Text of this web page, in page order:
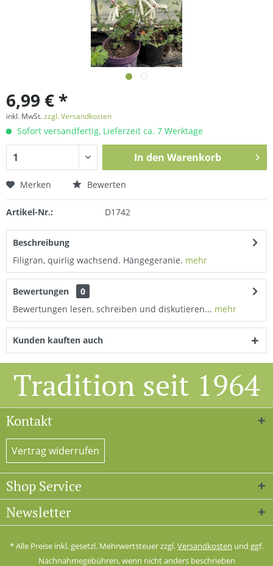
6,99 € *
inkl. MwSt.zzgl. Versandkosten
Sofort versandfertig, Lieferzeit ca. 7 Werktage
In den Warenkorb
Merken Bewerten
Artikel-Nr.: D1742
Beschreibung
Filigran, quirlig wachsend. Hängegeranie. mehr
Bewertungen
0
Bewertungen lesen, schreiben und diskutieren... mehr
Kunden kauften auch
Tradition seit 1964
Kontakt
Vertrag widerrufen
Shop Service
Newsletter
* Alle Preise inkl. gesetzl. Mehrwertsteuer zzgl.Versandkosten und ggf.
Nachnahmegebühren, wenn nicht anders beschrieben